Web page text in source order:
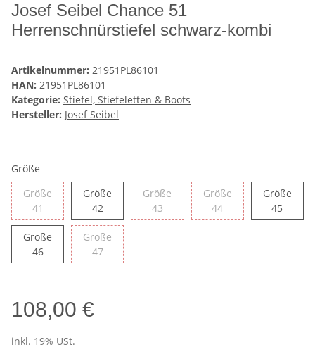
Josef Seibel Chance 51
Herrenschnürstiefel schwarz-kombi
Artikelnummer: 21951PL86101
HAN: 21951PL86101
Kategorie: Stiefel, Stiefeletten & Boots
Hersteller: Josef Seibel
Größe
Größe
41 Größe 41
Größe
42Größe 42
Größe
43Größe 43
Größe
44Größe 44
Größe
45
Größe
46Größe 46
Größe
47Größe 47
108,00 €
inkl. 19% USt.